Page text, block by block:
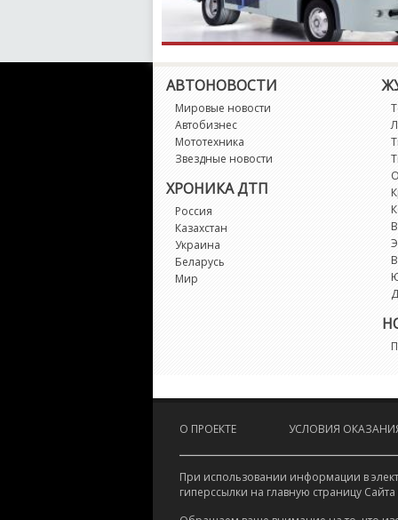
АВТОНОВОСТИ
Мировые новости
Автобизнес
Мототехника
Звездные новости
ХРОНИКА ДТП
Россия
Казахстан
Украина
Беларусь
Мир
О ПРОЕКТЕ УСЛОВИЯ
При использовании информации в
гиперссылки на главную страницу